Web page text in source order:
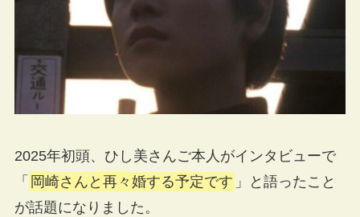
2025年初頭、ひし美さんご本人がインタビューで
「 岡崎さんと再々婚する予定です 」と語ったこと
が話題になりました。